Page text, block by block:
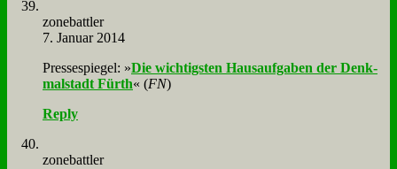
zone­batt­ler
7. Januar 2014
Pres­se­spie­gel: »Die wich­tig­sten Haus­auf­ga­ben der Denk­
mal­stadt Fürth« (FN)
Reply
zone­batt­ler